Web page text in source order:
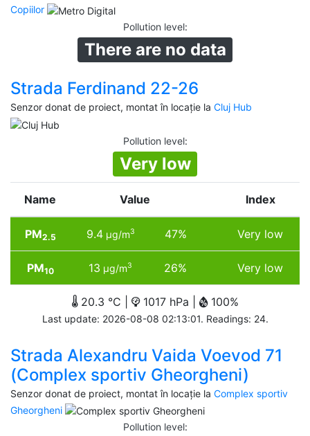
Copiilor
Pollution level:
There are no data
Strada Ferdinand 22-26
Senzor donat de proiect, montat în locație la Cluj Hub
Pollution level:
Very low
Name Value Index
PM2.5 9.4µg/m3 47% Very low
PM10 13 µg/m3 26% Very low
20.3 °C | 1017 hPa | 100%
Last update: 2026-08-08 02:13:01. Readings: 24.
Strada Alexandru Vaida Voevod 71
(Complex sportiv Gheorgheni)
Senzor donat de proiect, montat în locație la Complex sportiv
Gheorgheni
Pollution level: